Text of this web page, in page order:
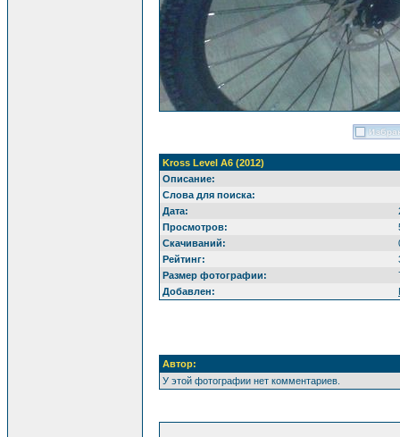
Kross Level A6 (2012)
Описание:
Слова для поиска:
Дата:
Просмотров:
Скачиваний:
Рейтинг:
Размер фотографии:
Добавлен:
Автор:
У этой фотографии нет комментариев.